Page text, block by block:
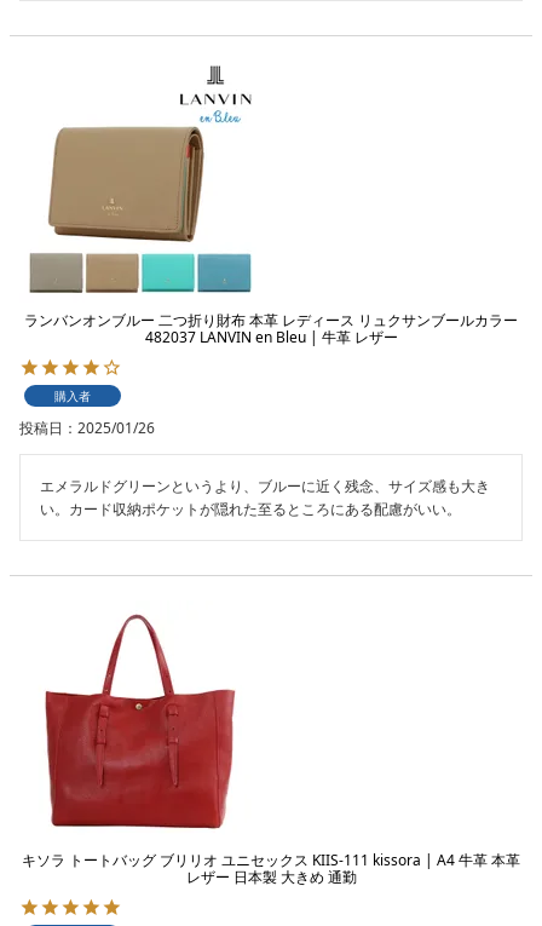
ランバンオンブルー 二つ折り財布 本革 レディース リュクサンブールカラー
482037 LANVIN en Bleu | 牛革 レザー
購入者
投稿日 2025/01/26
エメラルドグリーンというより、ブルーに近く残念、サイズ感も大き
い。カード収納ポケットが隠れた至るところにある配慮がいい。
キソラ トートバッグ ブリリオ ユニセックス KIIS-111 kissora | A4 牛革 本革
レザー 日本製 大きめ 通勤